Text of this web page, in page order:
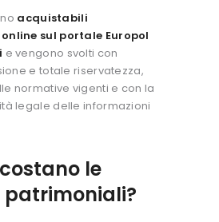
acquistabili
sul portale Europol
e vengono svolti con
e totale riservatezza,
normative vigenti e con la
legale delle informazioni
le
patrimoniali?